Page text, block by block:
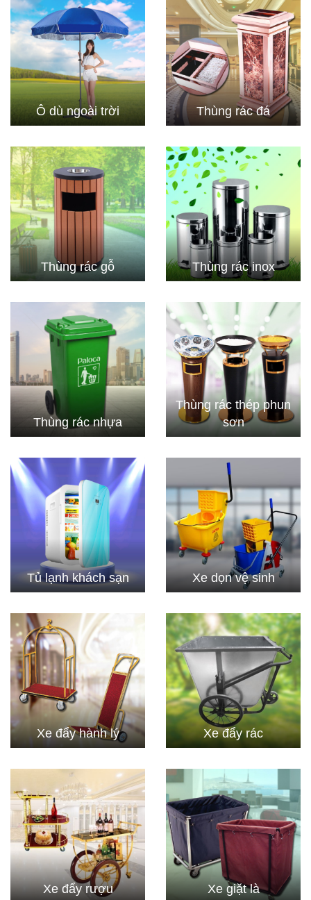
Ô dù ngoài trời Thùng rác đá
Thùng rác gỗ Thùng rác inox
Thùng rác nhựa
Thùng rác thép phun
sơn
Tủ lạnh khách sạn Xe dọn vệ sinh
Xe đẩy hành lý Xe đẩy rác
Xe đẩy rượu Xe giặt là